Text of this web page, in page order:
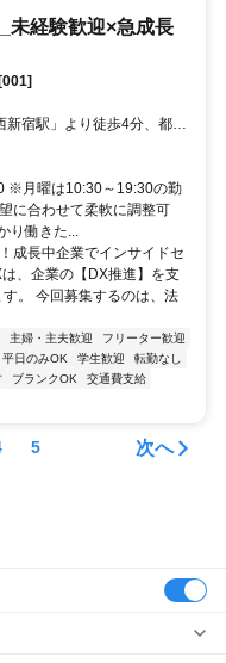
未経験歓迎×急成長
新宿駅」より徒歩4分、都営
宿線「西武新宿駅」徒歩5分
※月曜は10:30～19:30の勤
に合わせて柔軟に調整可
り働きた...
成長中企業でインサイドセ
、企業の【DX推進】を支
。 今回募集するのは、法
主婦・主夫歓迎
フリーター歓迎
平日のみOK 学生歓迎
転勤なし
ブランクOK
交通費支給
5 次へ